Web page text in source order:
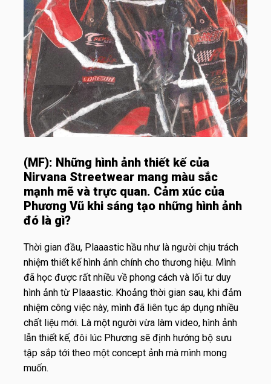
(MF): Những hình ảnh thiết kế của
Nirvana Streetwear mang màu sắc
mạnh mẽ và trực quan. Cảm xúc của
Phương Vũ khi sáng tạo những hình ảnh
đó là gì?
Thời gian đầu, Plaaastic hầu như là người chịu trách
nhiệm thiết kế hình ảnh chính cho thương hiệu. Mình
đã học được rất nhiều về phong cách và lối tư duy
hình ảnh từ Plaaastic. Khoảng thời gian sau, khi đảm
nhiệm công việc này, mình đã liên tục áp dụng nhiều
chất liệu mới. Là một người vừa làm video, hình ảnh
lẫn thiết kế, đôi lúc Phương sẽ định hướng bộ sưu
tập sắp tới theo một concept ảnh mà mình mong
muốn.